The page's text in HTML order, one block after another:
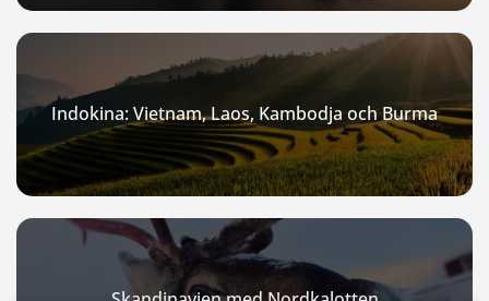
Indokina: Vietnam, Laos, Kambodja och Burma